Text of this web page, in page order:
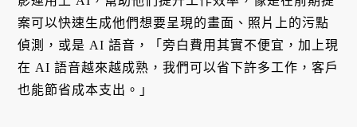
案可以快速生成他們想要呈現的畫面、照片上的污點
偵測，或是 AI 語音，「旁白費用其實不便宜，加上現
在 AI 語音越來越成熟，我們可以省下許多工作，客戶
也能節省成本支出。」